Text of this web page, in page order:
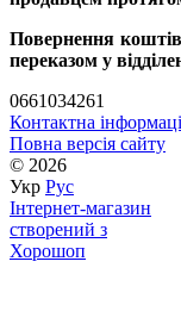
Повернення
переказом у
0661034261
Контактна
Повна версія сайту
© 2026
Укр Рус
Інтернет-магазин
створений з
Хорошоп